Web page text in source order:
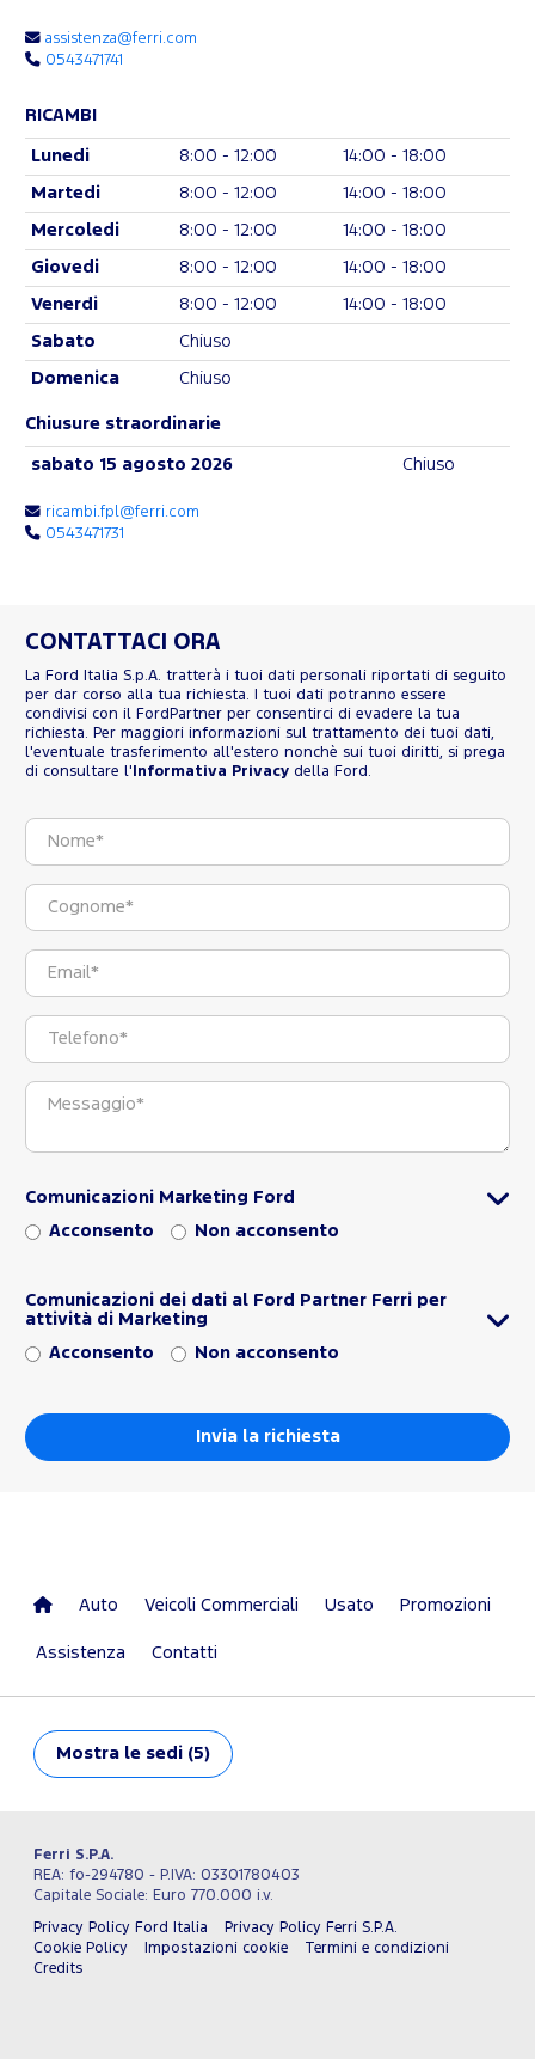
assistenza@ferri.com
0543471741
RICAMBI
Lunedi 8:00 - 12:00 14:00 - 18:00
Martedi 8:00 - 12:00 14:00 - 18:00
Mercoledi 8:00 - 12:00 14:00 - 18:00
Giovedi 8:00 - 12:00 14:00 - 18:00
Venerdi 8:00 - 12:00 14:00 - 18:00
Sabato Chiuso
Domenica Chiuso
Chiusure straordinarie
sabato 15 agosto 2026 Chiuso
ricambi.fpl@ferri.com
0543471731
CONTATTACI ORA
La Ford Italia S.p.A. tratterà i tuoi dati personali riportati di seguito
per dar corso alla tua richiesta. I tuoi dati potranno essere
condivisi con il FordPartner per consentirci di evadere la tua
richiesta. Per maggiori informazioni sul trattamento dei tuoi dati,
l'eventuale trasferimento all'estero nonchè sui tuoi diritti, si prega
di consultare l' Informativa Privacy della Ford.
Comunicazioni Marketing Ford
Acconsento Non acconsento
Comunicazioni dei dati al Ford Partner Ferri per
attività di Marketing
Acconsento Non acconsento
Auto Veicoli Commerciali Usato Promozioni
Assistenza Contatti
Mostra le sedi (5)
Ferri S.P.A.
REA: fo-294780 - P.IVA: 03301780403
Capitale Sociale: Euro 770.000 i.v.
Privacy Policy Ford Italia
Privacy Policy Ferri S.P.A.
Cookie Policy
Impostazioni cookie
Termini e condizioni
Credits